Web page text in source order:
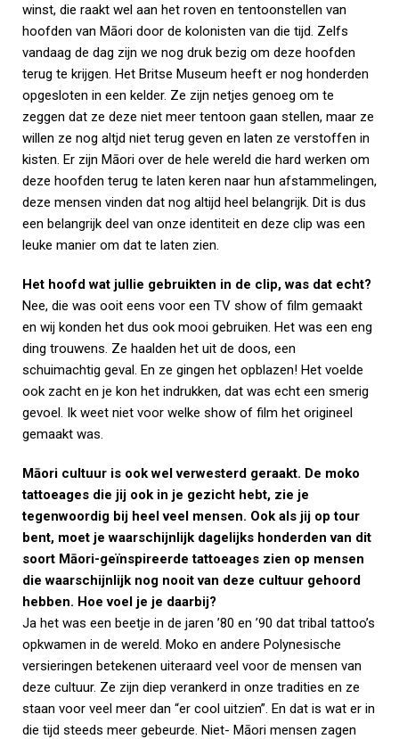
winst, die raakt wel aan het roven en tentoonstellen van
hoofden van Māori door de kolonisten van die tijd. Zelfs
vandaag de dag zijn we nog druk bezig om deze hoofden
terug te krijgen. Het Britse Museum heeft er nog honderden
opgesloten in een kelder. Ze zijn netjes genoeg om te
zeggen dat ze deze niet meer tentoon gaan stellen, maar ze
willen ze nog altjd niet terug geven en laten ze verstoffen in
kisten. Er zijn Māori over de hele wereld die hard werken om
deze hoofden terug te laten keren naar hun afstammelingen,
deze mensen vinden dat nog altijd heel belangrijk. Dit is dus
een belangrijk deel van onze identiteit en deze clip was een
leuke manier om dat te laten zien.
Het hoofd wat jullie gebruikten in de clip, was dat echt?
Nee, die was ooit eens voor een TV show of film gemaakt
en wij konden het dus ook mooi gebruiken. Het was een eng
ding trouwens. Ze haalden het uit de doos, een
schuimachtig geval. En ze gingen het opblazen! Het voelde
ook zacht en je kon het indrukken, dat was echt een smerig
gevoel. Ik weet niet voor welke show of film het origineel
gemaakt was.
Māori cultuur is ook wel verwesterd geraakt. De moko
tattoeages die jij ook in je gezicht hebt, zie je
tegenwoordig bij heel veel mensen. Ook als jij op tour
bent, moet je waarschijnlijk dagelijks honderden van dit
soort Māori-geïnspireerde tattoeages zien op mensen
die waarschijnlijk nog nooit van deze cultuur gehoord
hebben. Hoe voel je je daarbij?
Ja het was een beetje in de jaren ’80 en ’90 dat tribal tattoo’s
opkwamen in de wereld. Moko en andere Polynesische
versieringen betekenen uiteraard veel voor de mensen van
deze cultuur. Ze zijn diep verankerd in onze tradities en ze
staan voor veel meer dan “er cool uitzien”. En dat is wat er in
die tijd steeds meer gebeurde. Niet- Māori mensen zagen